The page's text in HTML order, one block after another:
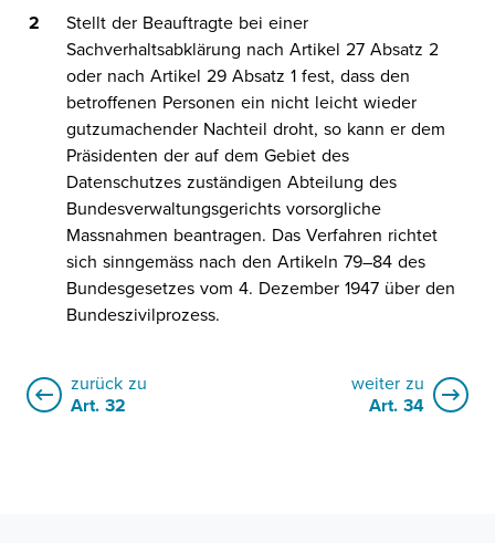
Stellt der Beauftragte bei einer
Sachverhaltsabklärung nach Artikel 27 Absatz 2
oder nach Artikel 29 Absatz 1 fest, dass den
betroffenen Personen ein nicht leicht wieder
gutzumachender Nachteil droht, so kann er dem
Präsidenten der auf dem Gebiet des
Datenschutzes zuständigen Abteilung des
Bundesverwaltungsgerichts vorsorgliche
Massnahmen beantragen. Das Verfahren richtet
sich sinngemäss nach den Artikeln 79–84 des
Bundesgesetzes vom 4. Dezember 1947 über den
Bundeszivilprozess.
zurück zu
Art. 32
weiter zu
Art. 34